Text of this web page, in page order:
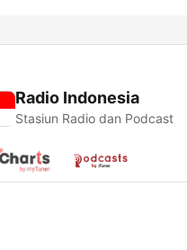
Radio Indonesia
Stasiun Radio dan Podcast